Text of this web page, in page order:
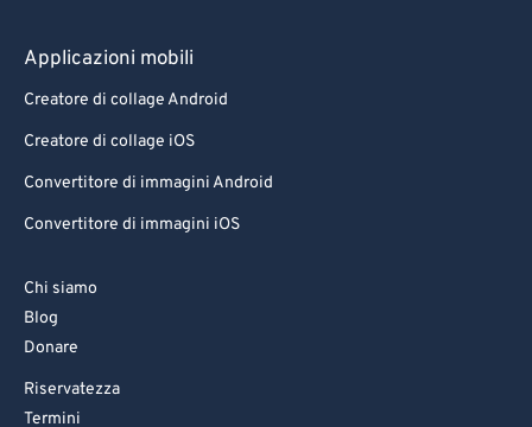
Applicazioni mobili
Creatore di collage Android
Creatore di collage iOS
Convertitore di immagini Android
Convertitore di immagini iOS
Chi siamo
Blog
Donare
Riservatezza
Termini